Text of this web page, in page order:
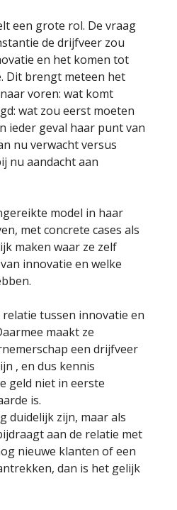
een grote rol. De vraag
de drijfveer zou
en het komen tot
Dit brengt meteen het
voren: wat komt
wat zou eerst moeten
ieder geval haar punt van
nu verwacht versus
nu aandacht aan
model in haar
met concrete cases als
maken waar ze zelf
innovatie en welke
tussen innovatie en
maakt ze
een drijfveer
, en dus kennis
geld niet in eerste
is.
duidelijk zijn, maar als
aan de relatie met
nieuwe klanten of een
dan is het gelijk